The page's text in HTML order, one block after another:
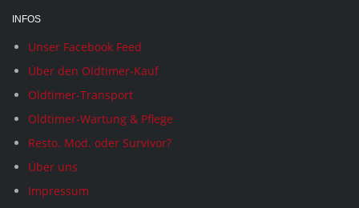
INFOS
Unser Facebook Feed
Über den Oldtimer-Kauf
Oldtimer-Transport
Oldtimer-Wartung & Pflege
Resto. Mod. oder Survivor?
Über uns
Impressum